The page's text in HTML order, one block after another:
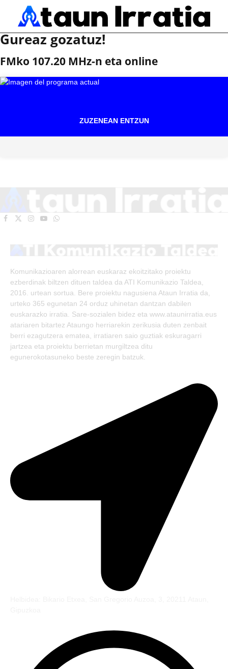
Gureaz gozatuz!
FMko 107.20 MHz-n eta online
ZUZENEAN ENTZUN
Facebook
X
Instagram
YouTubeWhatsApp
Komunikazioaren alorrean euskaraz ekoitzitako proiektu
ezberdinak biltzen dituen taldea da ATI Komunikazio Taldea,
2016. urtean sortua. Bere proiektu nagusiena Ataun Irratia da,
urteko 365 egunetan 24 orduz uhinetan dantzan dabilen
euskarazko irratia. Sare-sozialen bidez eta www.ataunirratia.eus
atariaren bitartez Ataungo herriarekin zerikusia duten zenbait
berri ezagutzera ematea, irratiaren saio guztiak eskuragarri
jartzea eta proiektu berrietan murgiltzea ditu
egunerokotasuneko beste zeregin batzuk.